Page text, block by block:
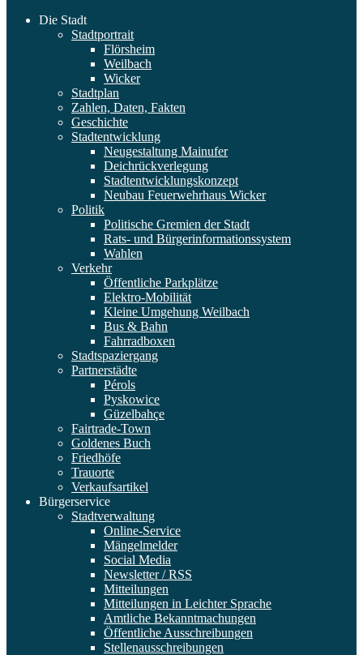
Die Stadt
Stadtportrait
Flörsheim
Weilbach
Wicker
Stadtplan
Zahlen, Daten, Fakten
Geschichte
Stadtentwicklung
Neugestaltung Mainufer
Deichrückverlegung
Stadtentwicklungskonzept
Neubau Feuerwehrhaus Wicker
Politik
Politische Gremien der Stadt
Rats- und Bürgerinformationssystem
Wahlen
Verkehr
Öffentliche Parkplätze
Elektro-Mobilität
Kleine Umgehung Weilbach
Bus & Bahn
Fahrradboxen
Stadtspaziergang
Partnerstädte
Pérols
Pyskowice
Güzelbahçe
Fairtrade-Town
Goldenes Buch
Friedhöfe
Trauorte
Verkaufsartikel
Bürgerservice
Stadtverwaltung
Online-Service
Mängelmelder
Social Media
Newsletter / RSS
Mitteilungen
Mitteilungen in Leichter Sprache
Amtliche Bekanntmachungen
Öffentliche Ausschreibungen
Stellenausschreibungen